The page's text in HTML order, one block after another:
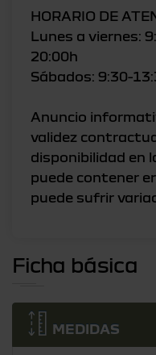
HORARIO DE
Lunes a viernes:
20:00h
Sábados: 9:30-
Anuncio
validez
disponibilidad en
puede contener
Ficha básica
MEDIDAS